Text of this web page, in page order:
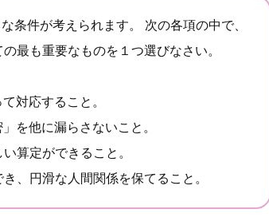
条件が考えられます。 次の各項の中で、
最も重要なものを１つ選びなさい。
対応すること。
を他に漏らさないこと。
算定ができること。
、円滑な人間関係を保てること。